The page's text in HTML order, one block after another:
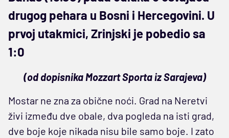
drugog pehara u Bosni i Hercegovini. U
prvoj utakmici, Zrinjski je pobedio sa
1:0
(od dopisnika Mozzart Sporta iz Sarajeva)
Mostar ne zna za obične noći. Grad na Neretvi
živi između dve obale, dva pogleda na isti grad,
dve boje koje nikada nisu bile samo boje. I zato